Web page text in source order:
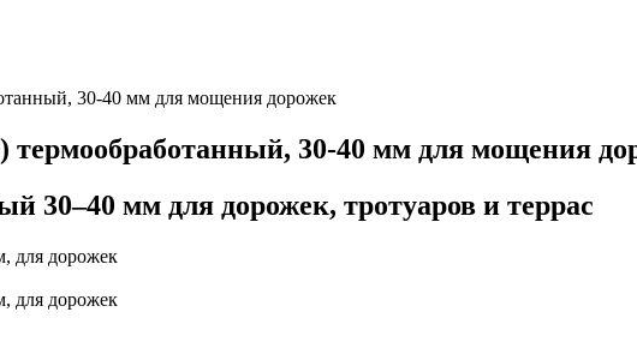
30-40 мм для мощения дорожек
термообработанный, 30-40 мм для мощения
30–40 мм для дорожек, тротуаров и террас